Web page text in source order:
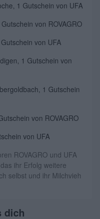
1 Gutschein von UFA
von ROVAGRO
von UFA
1 Gutschein von
1 Gutschein
von ROVAGRO
von UFA
ROVAGRO und UFA
ihr Erfolg weitere
selbst und ihr Milchvieh
dich